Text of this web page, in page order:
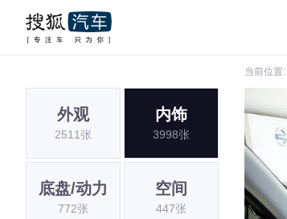
当前位置:
外观
2511张
内饰
3998张
底盘/动力
772张
空间
447张